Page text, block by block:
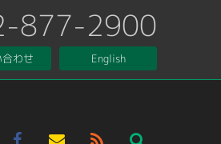
877-2900
わせ English